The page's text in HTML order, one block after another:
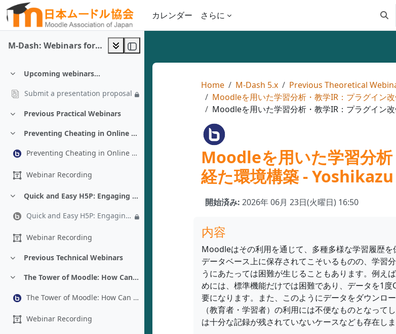
メインコンテンツへスキップする
カレンダー
さらに 検
M-Dash: Webinars for Moodle 5.x
折りたたむ
Upcoming webinars...
Submit a presentation proposal
折りたたむ
Previous Practical Webinars
折りたたむ Preventing Cheating in Online Exams Under Limited Connectivity - Almonzer Salah
Preventing Cheating in Online Exams Under Limited Connectivity - Almonzer Salah
Webinar Recording
折りたたむ Quick and Easy H5P: Engaging Activities in 10 Minutes or Less - Chad Bousley
Quick and Easy H5P: Engaging Activities in 10 Minutes or Less - Chad Bousley
Webinar Recording
折りたたむ
Previous Technical Webinars
折りたたむ The Tower of Moodle: How Can You Help Translate Moodle - Luc Gougeon
The Tower of Moodle: How Can You Help Translate Moodle - Luc Gougeon
Webinar Recording
Home M-Dash 5.x
Previous Theoretical
Moodleを用いた学習分析・教学IR：プラグイン
Moodleを用いた学習分析・教学IR：プラグイン
Moodleを用いた学習分
経た環境構築 -
開始済み: 2026年 06月 23日(火曜日) 16:50
内容
Moodleはその利用を通じて、多種多様な学習履歴
データベース上に保存されてこそいるものの、学
うにあたっては困難が生じることもあります。例え
めには、標準機能だけでは困難であり、データを1
要になります。また、このようにデータをダウンロ
（教育者・学習者）の利用には不便なものとなっ
は十分な記録が残されていないケースなども存在しま